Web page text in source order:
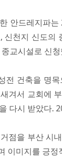
안드레지파
신천지 신도
교시설로 신
전 건축을 명
겨서 교회에
다시 받았다.
점을 부산 시
이미지를 긍